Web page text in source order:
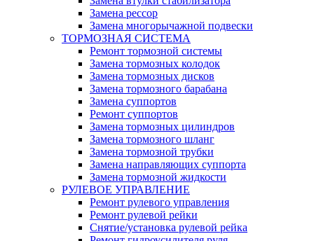
Замена рессор
Замена многорычажной подвески
ТОРМОЗНАЯ СИСТЕМА
Ремонт тормозной системы
Замена тормозных колодок
Замена тормозных дисков
Замена тормозного барабана
Замена суппортов
Ремонт суппортов
Замена тормозных цилиндров
Замена тормозного шланг
Замена тормозной трубки
Замена направляющих суппорта
Замена тормозной жидкости
РУЛЕВОЕ УПРАВЛЕНИЕ
Ремонт рулевого управления
Ремонт рулевой рейки
Снятие/установка рулевой рейка